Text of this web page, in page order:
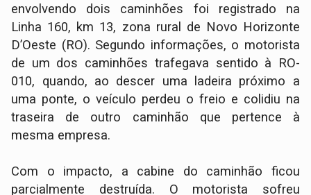
envolvendo dois caminhões foi registrado na
Linha 160, km 13, zona rural de Novo Horizonte
D’Oeste (RO). Segundo informações, o motorista
de um dos caminhões trafegava sentido à RO-
010, quando, ao descer uma ladeira próximo a
uma ponte, o veículo perdeu o freio e colidiu na
traseira de outro caminhão que pertence à
mesma empresa.
Com o impacto, a cabine do caminhão ficou
parcialmente destruída. O motorista sofreu